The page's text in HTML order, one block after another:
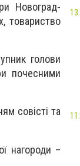
Новоград-
товариство
голови
почесними
совісті та
нагороди –